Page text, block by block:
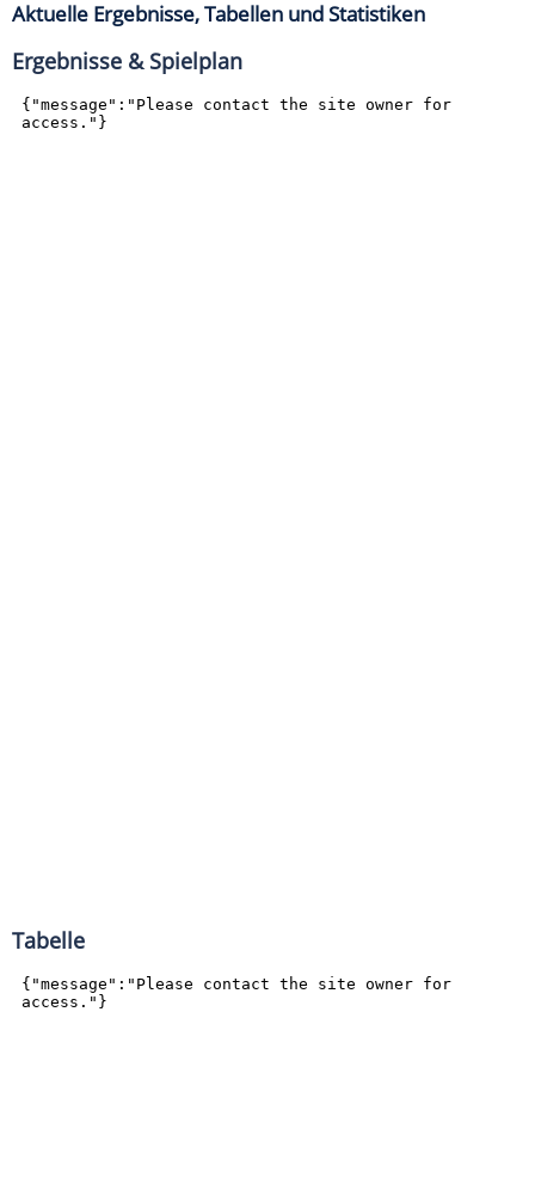
Aktuelle Ergebnisse, Tabellen und Statistiken
Ergebnisse & Spielplan
Tabelle